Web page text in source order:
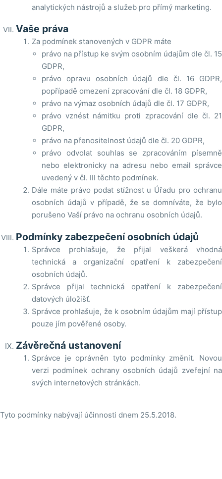
analytických nástrojů a služeb pro přímý marketing.
Vaše práva
Za podmínek stanovených v GDPR máte
právo na přístup ke svým osobním údajům dle čl. 15
GDPR,
právo opravu osobních údajů dle čl. 16 GDPR,
popřípadě omezení zpracování dle čl. 18 GDPR,
právo na výmaz osobních údajů dle čl. 17 GDPR,
právo vznést námitku proti zpracování dle čl. 21
GDPR,
právo na přenositelnost údajů dle čl. 20 GDPR,
právo odvolat souhlas se zpracováním písemně
nebo elektronicky na adresu nebo email správce
uvedený v čl. III těchto podmínek.
Dále máte právo podat stížnost u Úřadu pro ochranu
osobních údajů v případě, že se domníváte, že bylo
porušeno Vaší právo na ochranu osobních údajů.
Podmínky zabezpečení osobních údajů
Správce prohlašuje, že přijal veškerá vhodná
technická a organizační opatření k zabezpečení
osobních údajů.
Správce přijal technická opatření k zabezpečení
datových úložišť.
Správce prohlašuje, že k osobním údajům mají přístup
pouze jím pověřené osoby.
Závěrečná ustanovení
Správce je oprávněn tyto podmínky změnit. Novou
verzi podmínek ochrany osobních údajů zveřejní na
svých internetových stránkách.
Tyto podmínky nabývají účinnosti dnem 25.5.2018.